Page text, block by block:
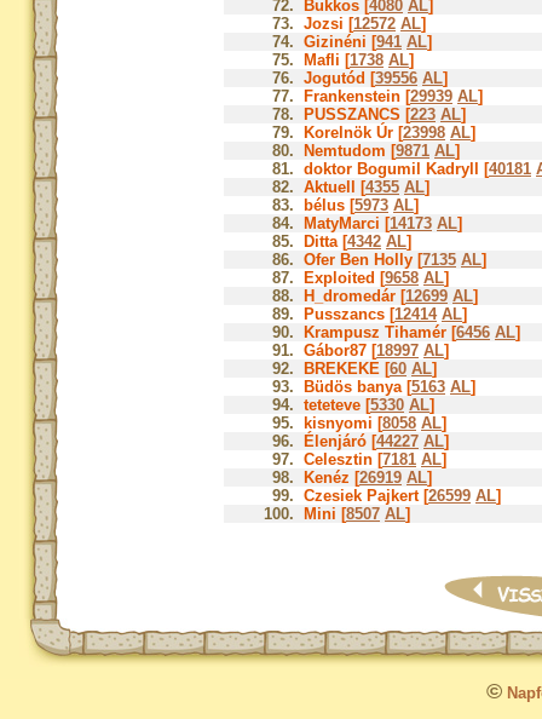
72.
Bukkos [4080 AL]
73. Jozsi [12572 AL]
74. Gizinéni [941 AL]
75.
Mafli [1738 AL]
76. Jogutód [39556 AL]
77.
Frankenstein [29939 AL]
78.
PUSSZANCS [223 AL]
79.
Korelnök Úr [23998 AL]
80.
Nemtudom [9871 AL]
81. doktor Bogumil Kadryll [40181
82. Aktuell [4355 AL]
83.
bélus [5973 AL]
84.
MatyMarci [14173 AL]
85.
Ditta [4342 AL]
86. Ofer Ben Holly [7135 AL]
87.
Exploited [9658 AL]
88.
H_dromedár [12699 AL]
89.
Pusszancs [12414 AL]
90.
Krampusz Tihamér [6456 AL]
91. Gábor87 [18997 AL]
92.
BREKEKE [60 AL]
93.
Büdös banya [5163 AL]
94. teteteve [5330 AL]
95.
kisnyomi [8058 AL]
96.
Élenjáró [44227 AL]
97. Celesztin [7181 AL]
98.
Kenéz [26919 AL]
99. Czesiek Pajkert [26599 AL]
100.
Mini [8507 AL]
©